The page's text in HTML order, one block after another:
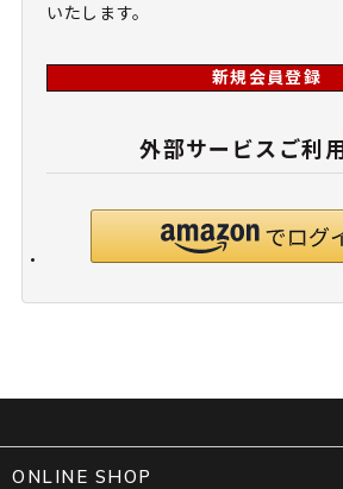
いたします。
新規会員登録
外部サービスご利
ONLINE SHOP